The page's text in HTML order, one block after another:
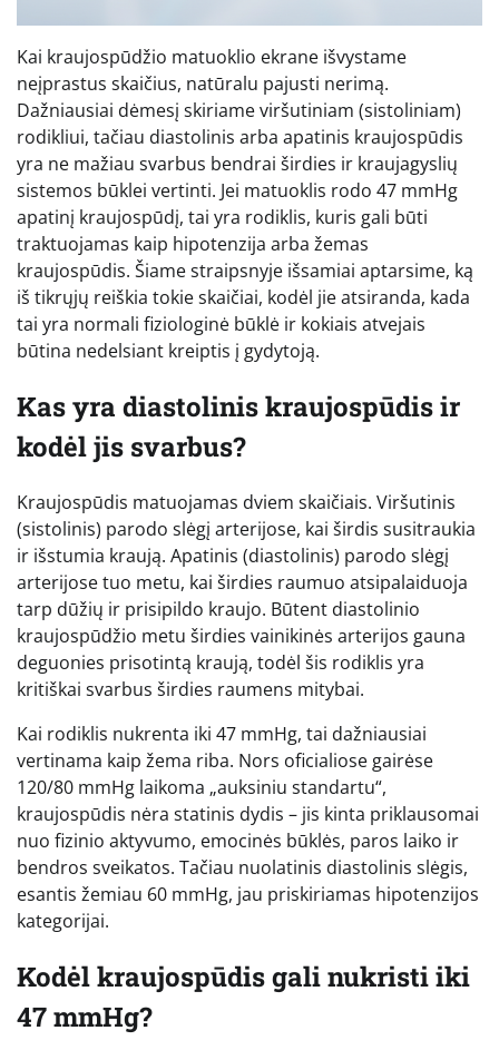
Kai kraujospūdžio matuoklio ekrane išvystame
neįprastus skaičius, natūralu pajusti nerimą.
Dažniausiai dėmesį skiriame viršutiniam (sistoliniam)
rodikliui, tačiau diastolinis arba apatinis kraujospūdis
yra ne mažiau svarbus bendrai širdies ir kraujagyslių
sistemos būklei vertinti. Jei matuoklis rodo 47 mmHg
apatinį kraujospūdį, tai yra rodiklis, kuris gali būti
traktuojamas kaip hipotenzija arba žemas
kraujospūdis. Šiame straipsnyje išsamiai aptarsime, ką
iš tikrųjų reiškia tokie skaičiai, kodėl jie atsiranda, kada
tai yra normali fiziologinė būklė ir kokiais atvejais
būtina nedelsiant kreiptis į gydytoją.
Kas yra diastolinis kraujospūdis ir
kodėl jis svarbus?
Kraujospūdis matuojamas dviem skaičiais. Viršutinis
(sistolinis) parodo slėgį arterijose, kai širdis susitraukia
ir išstumia kraują. Apatinis (diastolinis) parodo slėgį
arterijose tuo metu, kai širdies raumuo atsipalaiduoja
tarp dūžių ir prisipildo kraujo. Būtent diastolinio
kraujospūdžio metu širdies vainikinės arterijos gauna
deguonies prisotintą kraują, todėl šis rodiklis yra
kritiškai svarbus širdies raumens mitybai.
Kai rodiklis nukrenta iki 47 mmHg, tai dažniausiai
vertinama kaip žema riba. Nors oficialiose gairėse
120/80 mmHg laikoma „auksiniu standartu“,
kraujospūdis nėra statinis dydis – jis kinta priklausomai
nuo fizinio aktyvumo, emocinės būklės, paros laiko ir
bendros sveikatos. Tačiau nuolatinis diastolinis slėgis,
esantis žemiau 60 mmHg, jau priskiriamas hipotenzijos
kategorijai.
Kodėl kraujospūdis gali nukristi iki
47 mmHg?